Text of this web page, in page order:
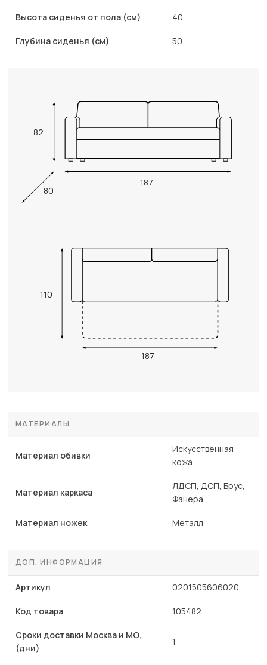
Высота сиденья от пола (см) 40
Глубина сиденья (см) 50
82
187
80
110
187
МАТЕРИАЛЫ
Материал обивки
Искусственная
кожа
Материал каркаса
ЛДСП, ДСП, Брус,
Фанера
Материал ножек Металл
ДОП. ИНФОРМАЦИЯ
Артикул 0201505606020
Код товара 105482
Сроки доставки Москва и МО,
(дни)
1